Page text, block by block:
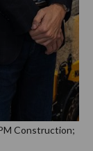
Construction;